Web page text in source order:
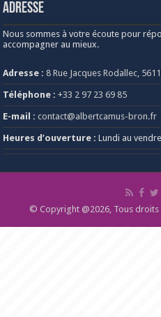
Adresse
Nous sommes à votre écoute pour
accompagner au mieux.
Adresse : 8 Rue Jacques Rodallec,
Téléphone : +33 2 97 23 69 85
E-mail : contact@albertcamus-bron.fr
Heures d’ouverture : Lundi au
© Copyright @2026, Tous droits